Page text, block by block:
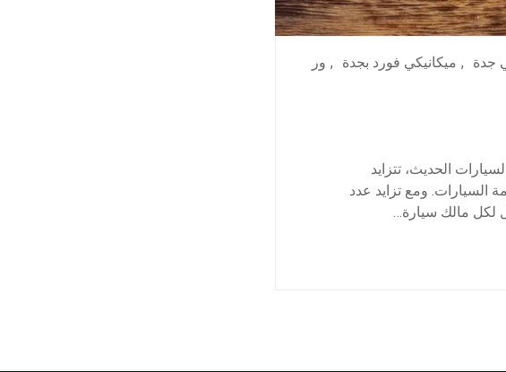
جدة , ميكانيكي فورد بجدة , ور
الحديث، تتزايد
السيارات. ومع تزايد عدد
لكل مالك سيارة…